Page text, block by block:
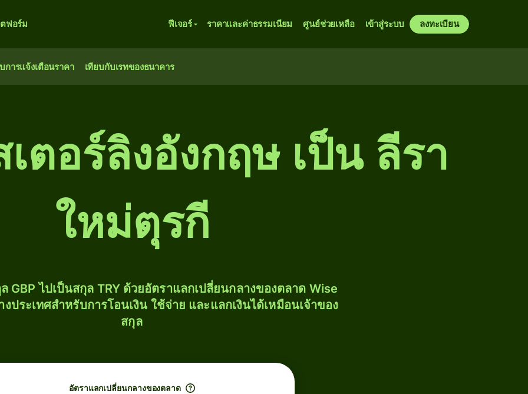
ฟอร์ม ฟีเจอร์ ราคาและค่าธรรมเนียม ศูนย์ช่วยเหลือ เข้าสู่ระบบ ลงทะเบียน
การแจ้งเตือนราคา เทียบกับเรทของธนาคาร
ตอร์ลิงอังกฤษ เป็น ลีรา
ใหม่ตุรกี
GBP ไปเป็นสกุล TRY ด้วยอัตราแลกเปลี่ยนกลางของตลาด Wise
ประเทศสำหรับการโอนเงิน ใช้จ่าย และแลกเงินได้เหมือนเจ้าของ
สกุล
อัตราแลกเปลี่ยนกลางของตลาด